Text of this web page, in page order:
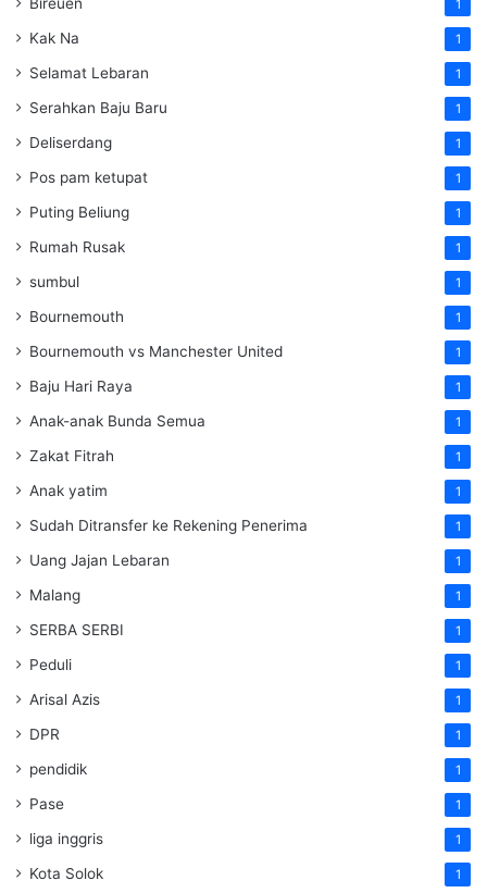
1
Kak Na 1
Selamat Lebaran 1
Serahkan Baju Baru 1
Deliserdang 1
Pos pam ketupat 1
Puting Beliung 1
Rumah Rusak 1
sumbul 1
Bournemouth 1
Bournemouth vs Manchester United 1
Baju Hari Raya 1
Anak-anak Bunda Semua 1
Zakat Fitrah 1
Anak yatim 1
Sudah Ditransfer ke Rekening Penerima 1
Uang Jajan Lebaran 1
Malang 1
SERBA SERBI 1
Peduli 1
Arisal Azis 1
DPR 1
pendidik 1
Pase 1
liga inggris 1
Kota Solok 1